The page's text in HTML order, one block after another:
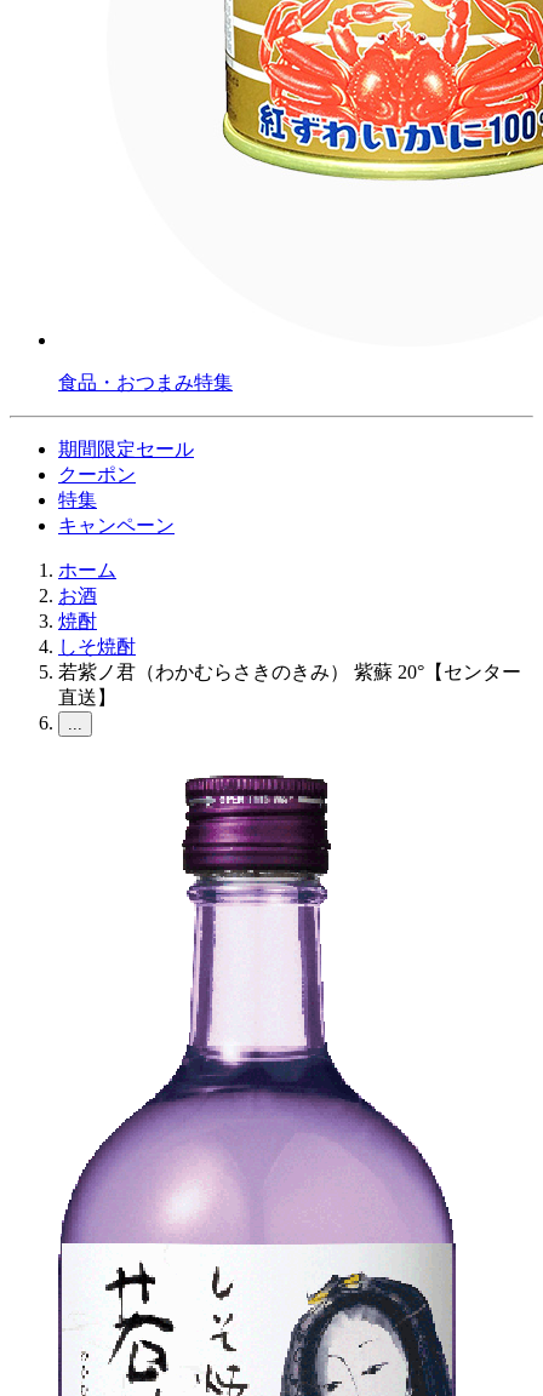
食品・おつまみ特集
期間限定セール
クーポン
特集
キャンペーン
ホーム
お酒
焼酎
しそ焼酎
若紫ノ君（わかむらさきのきみ） 紫蘇 20°【センター
直送】
...